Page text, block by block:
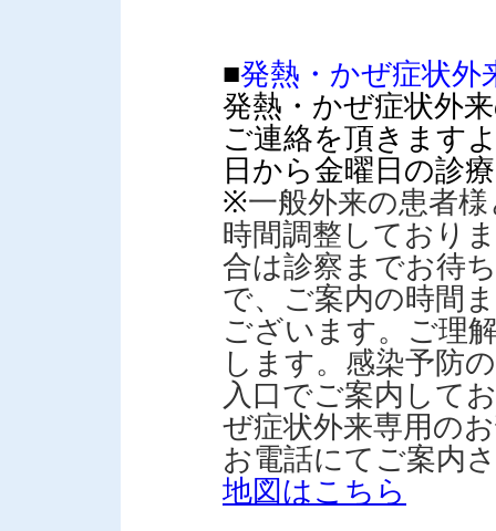
■発熱・かぜ症状外
発熱・かぜ症状外
ご連絡を頂きます
日から金曜日の診
※一般外来の患者
時間調整しており
合は診察までお待
で、ご案内の時間
ございます。ご理
します。感染予防
入口でご案内して
ぜ症状外来専用の
お電話にてご案内
地図はこちら